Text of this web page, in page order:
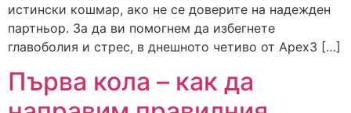
истински кошмар, ако не се доверите на надежден
партньор. За да ви помогнем да избегнете
главоболия и стрес, в днешното четиво от Apex3 […]
Първа кола – как да